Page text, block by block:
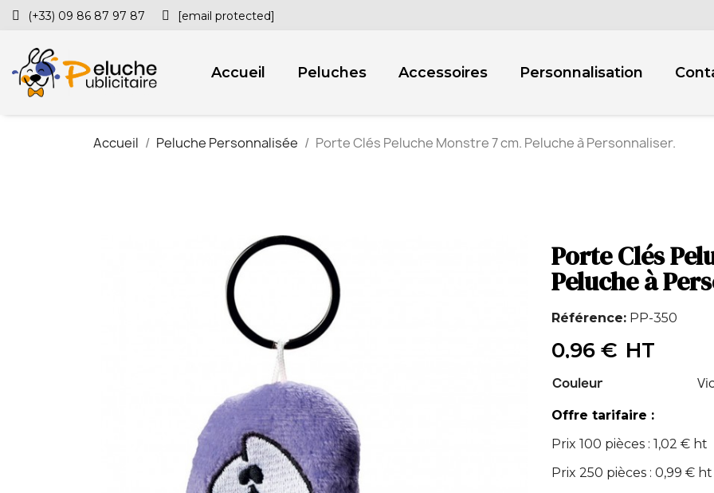
(+33) 09 86 87 97 87 [email protected]
Accueil Peluches Accessoires Personnalisation
Accueil Peluche Personnalisée Porte Clés Peluche Monstre 7 cm. Peluche à Personnaliser.
Porte Clés
Peluche à
Référence PP-350
0,96 € HT
Couleur
Offre tarifaire :
Prix 100 pièces : 1,02 € ht
Prix 250 pièces : 0,99 € ht